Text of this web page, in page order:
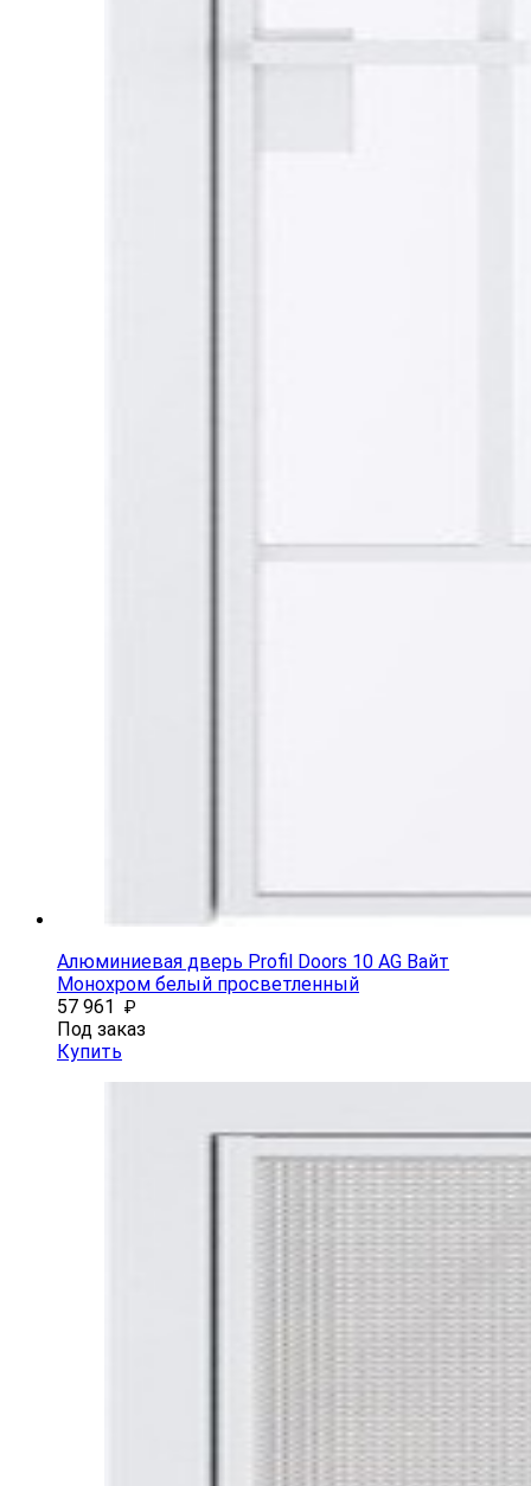
Алюминиевая дверь Profil Doors 10 AG Вайт
Монохром белый просветленный
57 961
₽
Под заказ
Купить